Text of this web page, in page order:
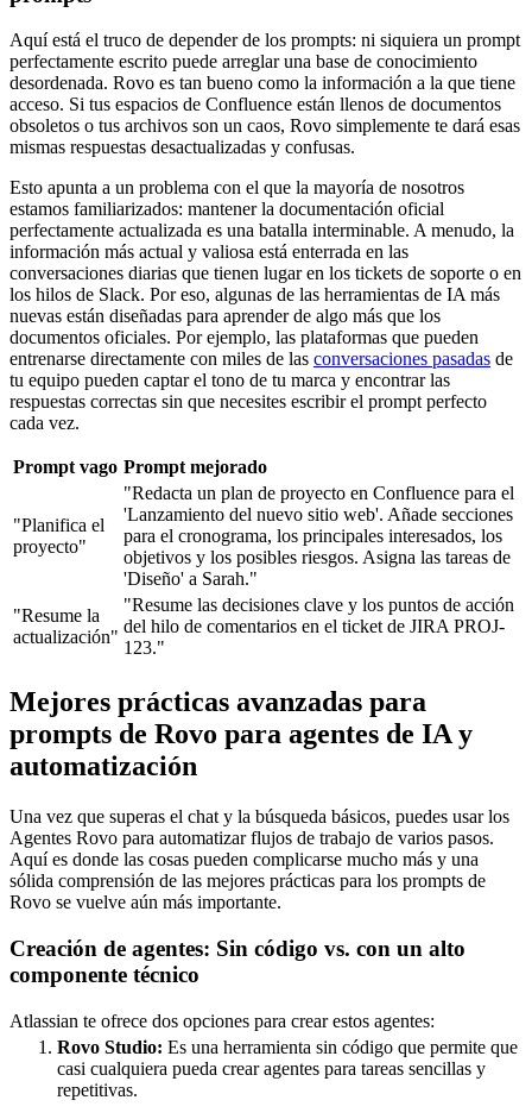
Aquí está el truco de depender de los prompts: ni siquiera un prompt
perfectamente escrito puede arreglar una base de conocimiento
desordenada. Rovo es tan bueno como la información a la que tiene
acceso. Si tus espacios de Confluence están llenos de documentos
obsoletos o tus archivos son un caos, Rovo simplemente te dará esas
mismas respuestas desactualizadas y confusas.
Esto apunta a un problema con el que la mayoría de nosotros
estamos familiarizados: mantener la documentación oficial
perfectamente actualizada es una batalla interminable. A menudo, la
información más actual y valiosa está enterrada en las
conversaciones diarias que tienen lugar en los tickets de soporte o en
los hilos de Slack. Por eso, algunas de las herramientas de IA más
nuevas están diseñadas para aprender de algo más que los
documentos oficiales. Por ejemplo, las plataformas que pueden
entrenarse directamente con miles de las conversaciones pasadas de
tu equipo pueden captar el tono de tu marca y encontrar las
respuestas correctas sin que necesites escribir el prompt perfecto
cada vez.
Prompt vago Prompt mejorado
"Planifica el
proyecto"
"Redacta un plan de proyecto en Confluence para el
'Lanzamiento del nuevo sitio web'. Añade secciones
para el cronograma, los principales interesados, los
objetivos y los posibles riesgos. Asigna las tareas de
'Diseño' a Sarah."
"Resume la
actualización"
"Resume las decisiones clave y los puntos de acción
del hilo de comentarios en el ticket de JIRA PROJ-
123."
Mejores prácticas avanzadas para
prompts de Rovo para agentes de IA y
automatización
Una vez que superas el chat y la búsqueda básicos, puedes usar los
Agentes Rovo para automatizar flujos de trabajo de varios pasos.
Aquí es donde las cosas pueden complicarse mucho más y una
sólida comprensión de las mejores prácticas para los prompts de
Rovo se vuelve aún más importante.
Creación de agentes: Sin código vs. con un alto
componente técnico
Atlassian te ofrece dos opciones para crear estos agentes:
Rovo Studio: Es una herramienta sin código que permite que
casi cualquiera pueda crear agentes para tareas sencillas y
repetitivas.